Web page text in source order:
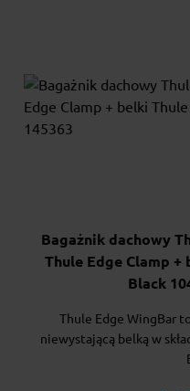
Bagażnik dachowy
Thule Edge Clamp
Black
Thule Edge WingBar
niewystającą belką w